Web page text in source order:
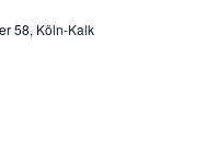
58, Köln-Kalk